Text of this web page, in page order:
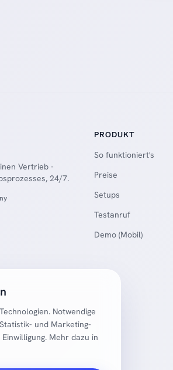
Vertrieb -
24/7.
PRODUKT
So funktioniert's
Preise
Setups
Testanruf
Demo (Mobil)
Notwendige
und Marketing-
Mehr dazu in